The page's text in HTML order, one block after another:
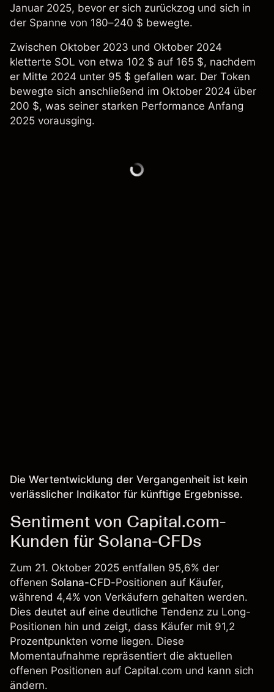
Januar 2025, bevor er sich zurückzog und sich in
der Spanne von 180–240 $ bewegte.
Zwischen Oktober 2023 und Oktober 2024
kletterte SOL von etwa 102 $ auf 165 $, nachdem
er Mitte 2024 unter 95 $ gefallen war. Der Token
bewegte sich anschließend im Oktober 2024 über
200 $, was seiner starken Performance Anfang
2025 vorausging.
Die Wertentwicklung der Vergangenheit ist kein
verlässlicher Indikator für künftige Ergebnisse.
Sentiment von Capital.com-
Kunden für Solana-CFDs
Zum 21. Oktober 2025 entfallen 95,6% der
offenen Solana-CFD-Positionen auf Käufer,
während 4,4% von Verkäufern gehalten werden.
Dies deutet auf eine deutliche Tendenz zu Long-
Positionen hin und zeigt, dass Käufer mit 91,2
Prozentpunkten vorne liegen. Diese
Momentaufnahme repräsentiert die aktuellen
offenen Positionen auf Capital.com und kann sich
ändern.